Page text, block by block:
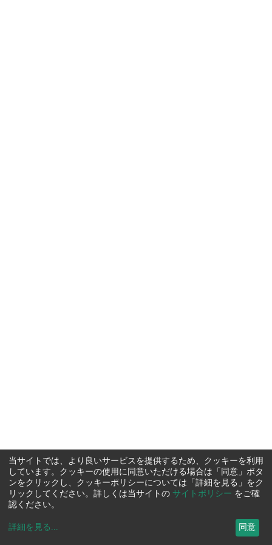
当サイトでは、より良いサービスを提供するため、クッキーを利用
しています。クッキーの使用に同意いただける場合は「同意」ボタ
ンをクリックし、クッキーポリシーについては「詳細を見る」をク
リックしてください。詳しくは当サイトの サイトポリシー をご確
認ください。
詳細を見る ... 同意